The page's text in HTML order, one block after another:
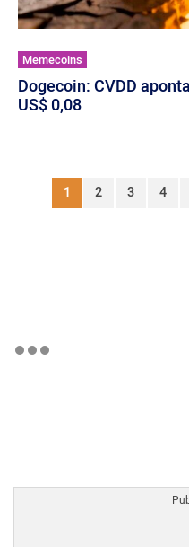
Memecoins
Dogecoin: CVDD
US$ 0,08
1 2 3 4